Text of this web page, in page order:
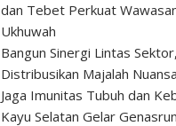
dan Tebet Perkuat
Ukhuwah
Bangun Sinergi Lintas
Distribusikan Majalah Nuansa
Jaga Imunitas Tubuh dan
Kayu Selatan Gelar